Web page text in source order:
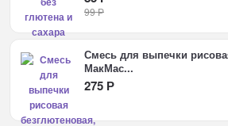
99Р
Смесь для выпечки
МакМас...
275 Р